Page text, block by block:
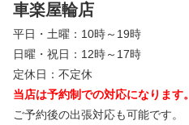
車楽屋輪店
平日・土曜：10時～19時
日曜・祝日：12時～17時
定休日：不定休
当店は予約制での対応になります。
ご予約後の出張対応も可能です。